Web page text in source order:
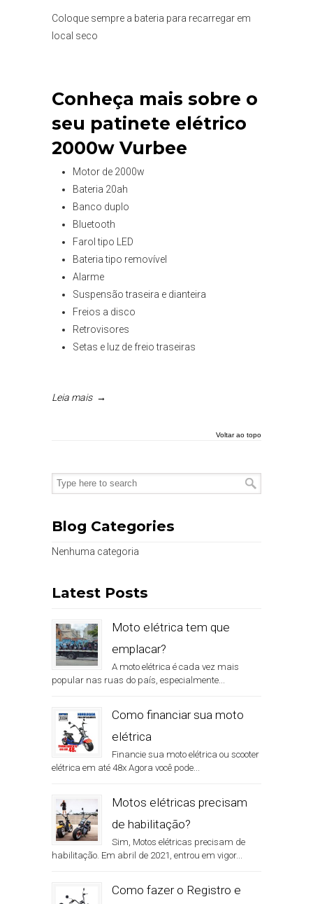
Coloque sempre a bateria para recarregar em
local seco
Conheça mais sobre o
seu patinete elétrico
2000w Vurbee
Motor de 2000w
Bateria 20ah
Banco duplo
Bluetooth
Farol tipo LED
Bateria tipo removível
Alarme
Suspensão traseira e dianteira
Freios a disco
Retrovisores
Setas e luz de freio traseiras
Leia mais →
Voltar ao topo
Blog Categories
Nenhuma categoria
Latest Posts
Moto elétrica tem que
emplacar?
A moto elétrica é cada vez mais
popular nas ruas do país, especialmente...
Como financiar sua moto
elétrica
Financie sua moto elétrica ou scooter
elétrica em até 48x Agora você pode...
Motos elétricas precisam
de habilitação?
Sim, Motos elétricas precisam de
habilitação. Em abril de 2021, entrou em vigor...
Como fazer o Registro e